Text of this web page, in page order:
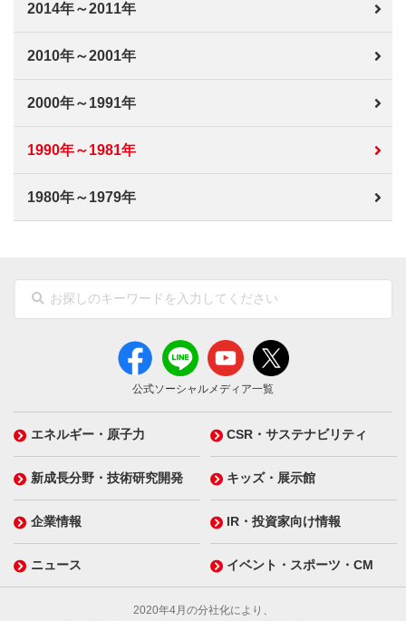
2014年～2011年
2010年～2001年
2000年～1991年
1990年～1981年
1980年～1979年
公式ソーシャルメディア一覧
エネルギー・原子力 CSR・サステナビリティ
新成長分野・技術研究開発 キッズ・展示館
企業情報 IR・投資家向け情報
ニュース イベント・スポーツ・CM
2020年4月の分社化により、